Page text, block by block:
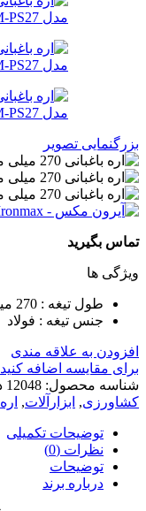
بزرگنمایی تصویر
تماس بگیرید
ویژگی ها
طول تیغه : 270 میلی متر
جنس تیغه : فولاد
افزودن به علاقه مندی
برای مقایسه اضافه کنید
شناسه محصول: 12048
کشاورزی, ابزارآلات, اره
توضیحات تکمیلی
نظرات (0)
توضیحات
درباره برند